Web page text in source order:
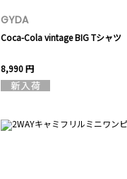
GYDA
Coca-Cola vintage BIG Tシャツ
8,990 円